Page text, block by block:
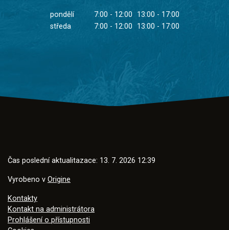
pondělí 7:00 - 12:00
13:00 - 17:00
středa
7:00 - 12:00 13:00 - 17:00
Čas poslední aktualitazace: 13. 7. 2026 12:39
Vyrobeno v Origine
Kontakty
Kontakt na administrátora
Prohlášení o přístupnosti